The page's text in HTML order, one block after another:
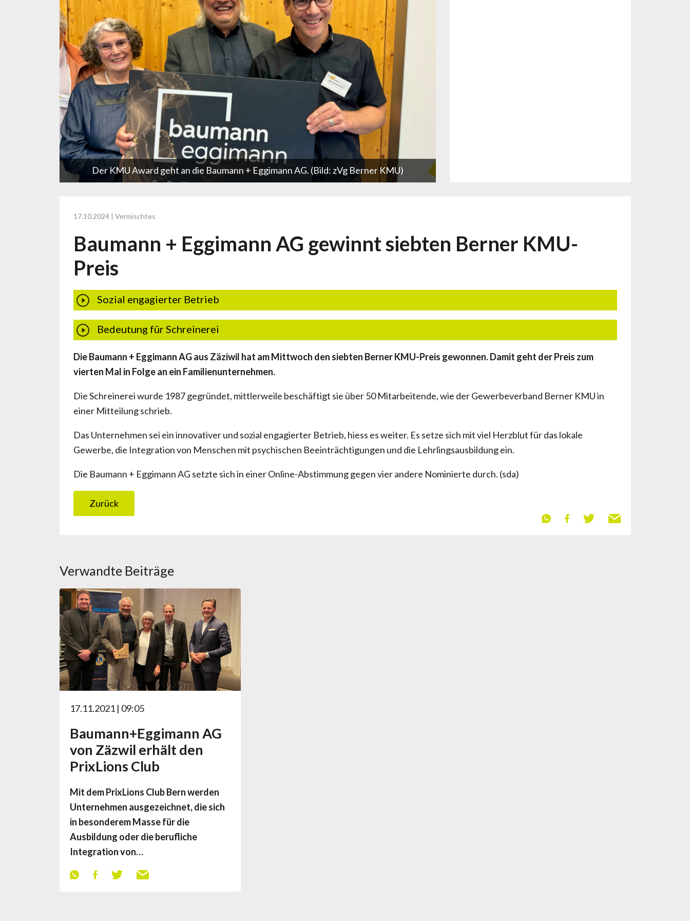
Der KMU Award geht an die Baumann + Eggimann AG. (Bild: zVg Berner KMU)
17.10.2024 | Vermischtes
Baumann + Eggimann AG gewinnt siebten Berner KMU-
Preis
Sozial engagierter Betrieb
Bedeutung für Schreinerei
Die Baumann + Eggimann AG aus Zäziwil hat am Mittwoch den siebten Berner KMU-Preis gewonnen. Damit geht der Preis zum
vierten Mal in Folge an ein Familienunternehmen.
Die Schreinerei wurde 1987 gegründet, mittlerweile beschäftigt sie über 50 Mitarbeitende, wie der Gewerbeverband Berner KMU in
einer Mitteilung schrieb.
Das Unternehmen sei ein innovativer und sozial engagierter Betrieb, hiess es weiter. Es setze sich mit viel Herzblut für das lokale
Gewerbe, die Integration von Menschen mit psychischen Beeinträchtigungen und die Lehrlingsausbildung ein.
Die Baumann + Eggimann AG setzte sich in einer Online-Abstimmung gegen vier andere Nominierte durch. (sda)
Zurück
Verwandte Beiträge
17.11.2021 | 09:05
Baumann+Eggimann AG
von Zäzwil erhält den
PrixLions Club
Mit dem PrixLions Club Bern werden
Unternehmen ausgezeichnet, die sich
in besonderem Masse für die
Ausbildung oder die berufliche
Integration von…